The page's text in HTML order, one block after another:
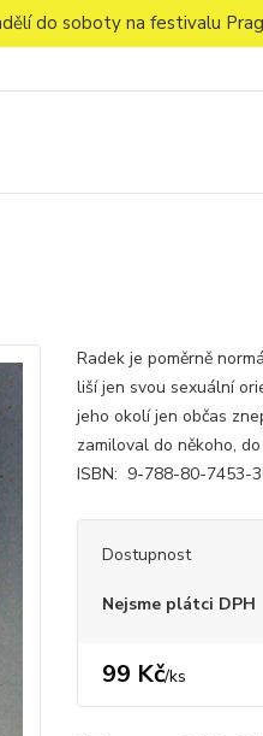
do soboty na festivalu
Radek je poměrně
liší jen svou sexuální
jeho okolí jen občas
zamiloval do někoho,
ISBN: 9-788-80-7453-
Dostupnost
Nejsme plátci DPH
99 Kč/ks